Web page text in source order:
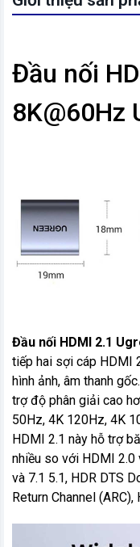
Đầu nối
8K@60Hz
Đầu nối HDMI 2.1
tiếp hai sợi cáp HDMI
hình ảnh, âm thanh
trợ độ phân giải cao
50Hz, 4K 120Hz, 4K
HDMI 2.1 này hỗ trợ
nhiều so với HDMI 2.0
và 7.1 5.1, HDR DTS
Return Channel (ARC),